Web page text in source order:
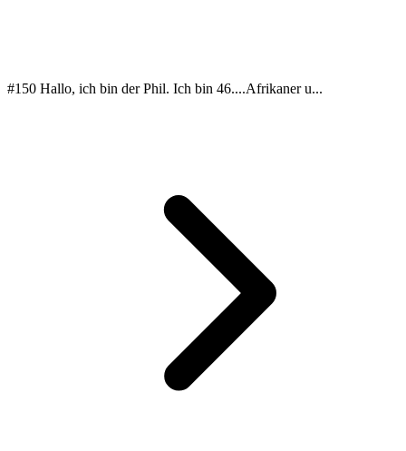
#150 Hallo, ich bin der Phil. Ich bin 46....Afrikaner u...